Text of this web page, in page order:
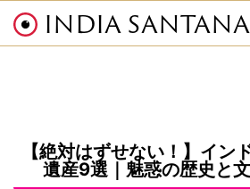
INDIA SANTANA
【絶対はずせない！】イン
遺産9選｜魅惑の歴史と